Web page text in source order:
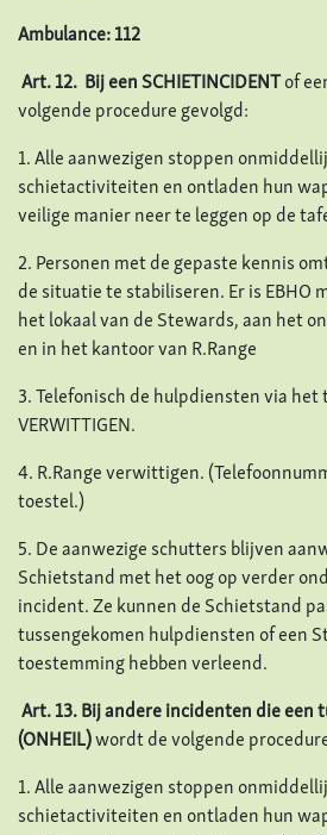
Ambulance: 112
Art. 12. Bij een SCHIETINCIDENT of
volgende procedure gevolgd:
1. Alle aanwezigen stoppen
schietactiviteiten en ontladen hun
veilige manier neer te leggen op de
2. Personen met de gepaste kennis
de situatie te stabiliseren. Er is EBHO
het lokaal van de Stewards, aan het
en in het kantoor van R.Range
3. Telefonisch de hulpdiensten via het
VERWITTIGEN.
4. R.Range verwittigen.
toestel.)
5. De aanwezige schutters blijven
Schietstand met het oog op verder
incident. Ze kunnen de Schietstand
tussengekomen hulpdiensten of een
toestemming hebben verleend.
Art. 13. Bij andere incidenten die een
(ONHEIL)wordt de volgende
1. Alle aanwezigen stoppen
schietactiviteiten en ontladen hun